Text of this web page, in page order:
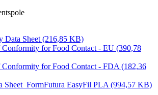
Data Sheet (216,85 KB)
Conformity for Food Contact - EU (390,78
Conformity for Food Contact - FDA (182,36
Sheet_FormFutura EasyFil PLA (994,57 KB)